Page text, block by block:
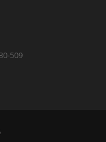
509